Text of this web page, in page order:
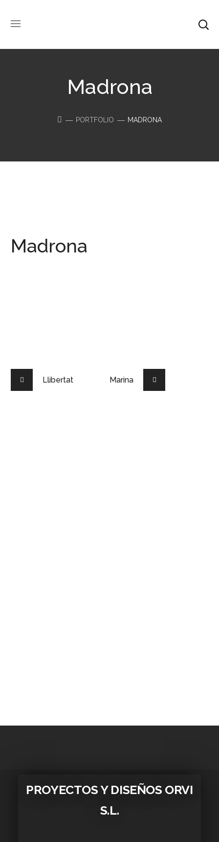
Madrona
PORTFOLIO MADRONA
Madrona
Llibertat Marina
PROYECTOS Y DISEÑOS ORVI
S.L.